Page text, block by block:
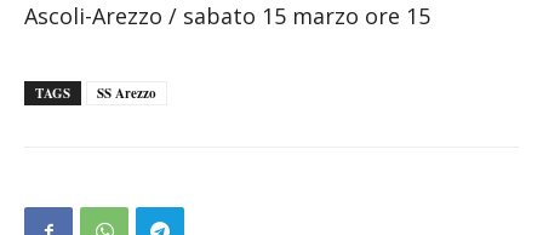
Ascoli-Arezzo / sabato 15 marzo ore 15
TAGS SS Arezzo